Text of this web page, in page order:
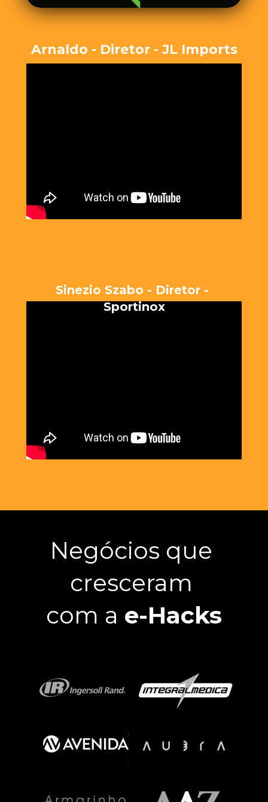
Arnaldo - Diretor - JL Imports
Sinezio Szabo - Diretor -
Sportinox
Negócios que
cresceram
com a e-Hacks